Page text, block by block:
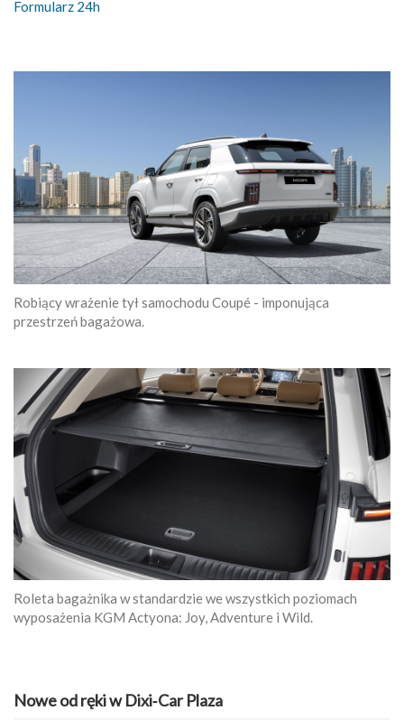
Formularz 24h
Robiący wrażenie tył samochodu Coupé - imponująca
przestrzeń bagażowa.
Roleta bagażnika w standardzie we wszystkich poziomach
wyposażenia KGM Actyona: Joy, Adventure i Wild.
Nowe od ręki w Dixi‑Car Plaza